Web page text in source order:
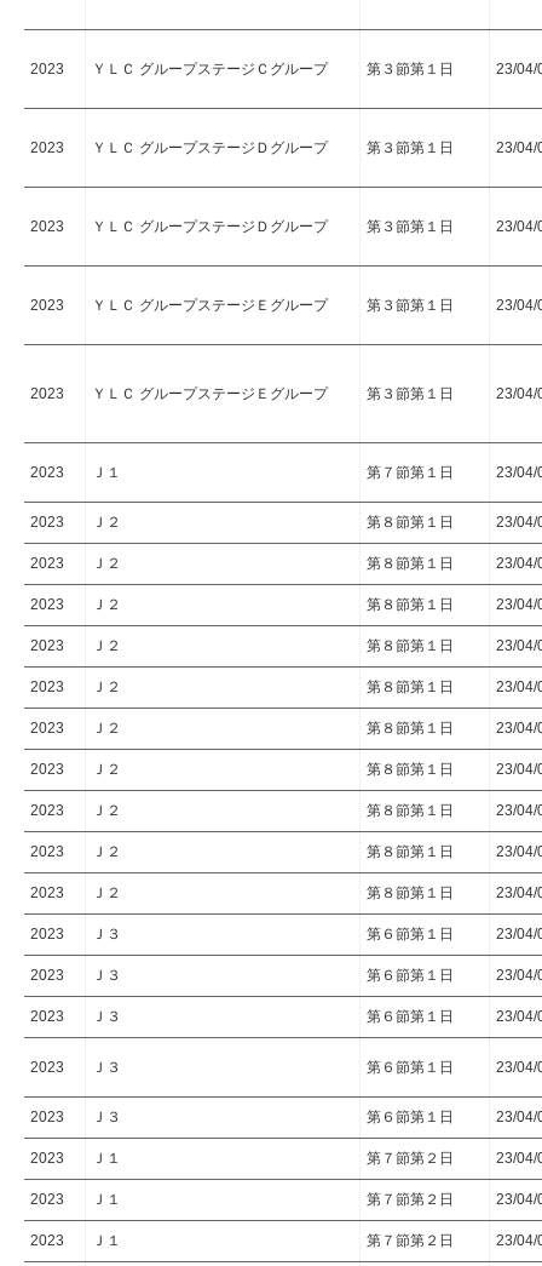
2023 ＹＬＣ グループステージＣグループ 第３節第１日 23/04/
2023 ＹＬＣ グループステージＤグループ 第３節第１日 23/04/
2023 ＹＬＣ グループステージＤグループ 第３節第１日 23/04/
2023 ＹＬＣ グループステージＥグループ 第３節第１日 23/04/
2023 ＹＬＣ グループステージＥグループ 第３節第１日 23/04/
2023 Ｊ１ 第７節第１日 23/04/
2023 Ｊ２ 第８節第１日 23/04/
2023 Ｊ２ 第８節第１日 23/04/
2023 Ｊ２ 第８節第１日 23/04/
2023 Ｊ２ 第８節第１日 23/04/
2023 Ｊ２ 第８節第１日 23/04/
2023 Ｊ２ 第８節第１日 23/04/
2023 Ｊ２ 第８節第１日 23/04/
2023 Ｊ２ 第８節第１日 23/04/
2023 Ｊ２ 第８節第１日 23/04/
2023 Ｊ２ 第８節第１日 23/04/
2023 Ｊ３ 第６節第１日 23/04/
2023 Ｊ３ 第６節第１日 23/04/
2023 Ｊ３ 第６節第１日 23/04/
2023 Ｊ３ 第６節第１日 23/04/
2023 Ｊ３ 第６節第１日 23/04/
2023 Ｊ１ 第７節第２日 23/04/
2023 Ｊ１ 第７節第２日 23/04/
2023 Ｊ１ 第７節第２日 23/04/